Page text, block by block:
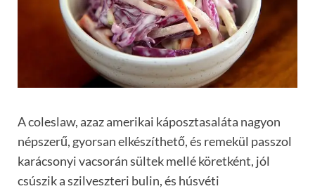
A coleslaw, azaz amerikai káposztasaláta nagyon
népszerű, gyorsan elkészíthető, és remekül passzol
karácsonyi vacsorán sültek mellé köretként, jól
csúszik a szilveszteri bulin, és húsvéti